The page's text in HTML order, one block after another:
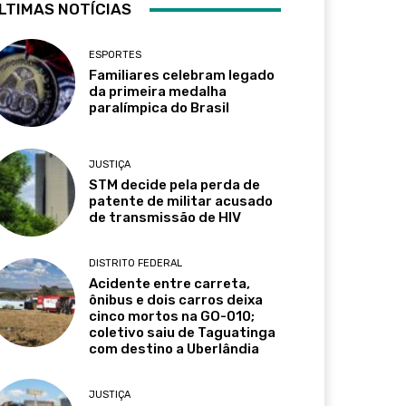
NOTÍCIAS
ESPORTES
Familiares celebram legado
da primeira medalha
paralímpica do Brasil
JUSTIÇA
STM decide pela perda de
patente de militar acusado
de transmissão de HIV
DISTRITO FEDERAL
Acidente entre carreta,
ônibus e dois carros deixa
cinco mortos na GO-010;
coletivo saiu de Taguatinga
com destino a Uberlândia
JUSTIÇA